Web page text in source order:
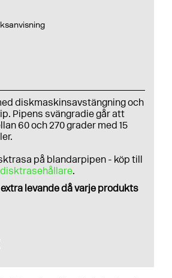
diskmaskinsavstängning och
Pipens svängradie går att
60 och 270 grader med 15
på blandarpipen - köp till
disktrasehållare.
levande då varje produkts